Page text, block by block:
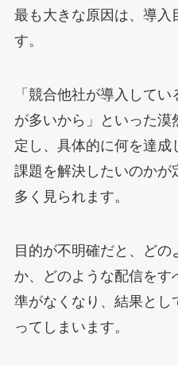
最も大きな原因は、導
す。
「競合他社が導入して
が多いから」といった
定し、具体的に何を達
課題を解決したいのか
多く見られます。
目的が不明確だと、どの
か、どのような配信を
準がなくなり、結果と
ってしまいます。